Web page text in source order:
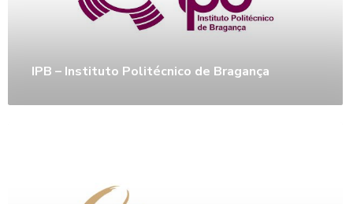
IPB – Instituto Politécnico de Bragança